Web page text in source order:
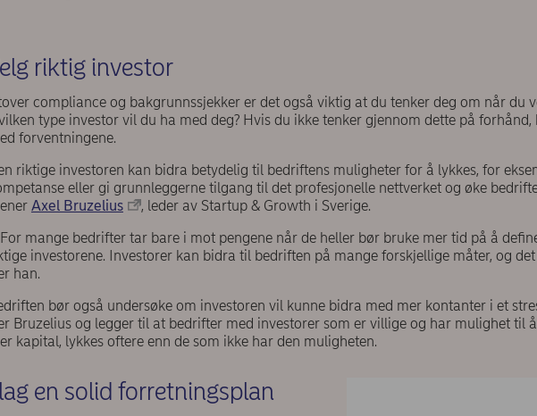
riktig investor
compliance og bakgrunnssjekker er det også viktig at du tenker deg om når du
type investor vil du ha med deg? Hvis du ikke tenker gjennom dette på
forventningene.
riktige investoren kan bidra betydelig til bedriftens muligheter for å lykkes, for
eller gi grunnleggerne tilgang til det profesjonelle nettverket og øke
Axel Bruzelius
, leder av Startup & Growth i Sverige.
mange bedrifter tar bare i mot pengene når de heller bør bruke mer tid på å
investorene. Investorer kan bidra til bedriften på mange forskjellige måter, og
han.
bør også undersøke om investoren vil kunne bidra med mer kontanter i et
Bruzelius og legger til at bedrifter med investorer som er villige og har mulighet til
kapital, lykkes oftere enn de som ikke har den muligheten.
en solid forretningsplan